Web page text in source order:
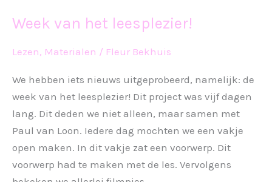
Week van het leesplezier!
Lezen, Materialen / Fleur Bekhuis
We hebben iets nieuws uitgeprobeerd, namelijk: de
week van het leesplezier! Dit project was vijf dagen
lang. Dit deden we niet alleen, maar samen met
Paul van Loon. Iedere dag mochten we een vakje
open maken. In dit vakje zat een voorwerp. Dit
voorwerp had te maken met de les. Vervolgens